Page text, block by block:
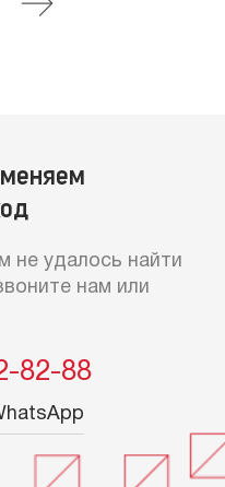
не удалось найти
нам или
82-88